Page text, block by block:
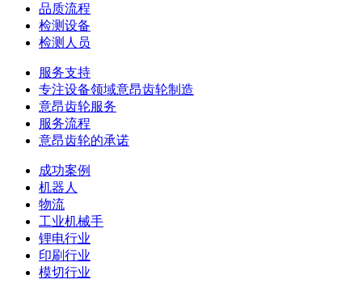
品质流程
检测设备
检测人员
服务支持
专注设备领域意昂齿轮制造
意昂齿轮服务
服务流程
意昂齿轮的承诺
成功案例
机器人
物流
工业机械手
锂电行业
印刷行业
模切行业